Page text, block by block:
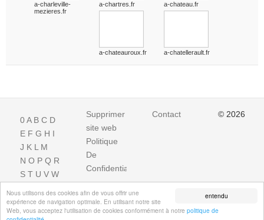
entendu
Nous utilisons des cookies afin de vous offrir une
expérience de navigation optimale. En utilisant notre site
Web, vous acceptez l'utilisation de cookies conformément à notre politique de
a-charleville-
mezieres.fr
a-chartres.fr a-chateau.fr
a-chateauroux.fr a-chatellerault.fr
0A B C D
E F G H I
J K L M
N O P Q R
S T U V W
Supprimer
site web
Politique
De
Confidentialite
Contact © 2026